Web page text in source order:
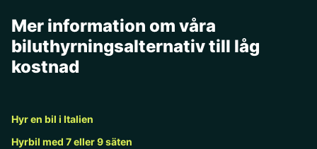
Mer information om våra
biluthyrningsalternativ till låg
kostnad
Hyr en bil i Italien
Hyrbil med 7 eller 9 säten